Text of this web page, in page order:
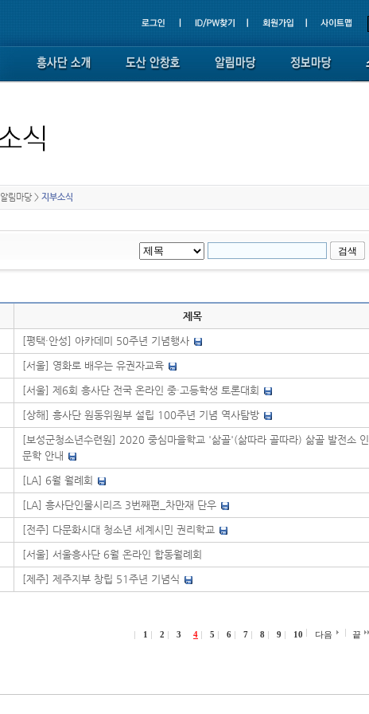
알림마당 > 지부소식
제목
[평택·안성] 아카데미 50주년 기념행사
[서울] 영화로 배우는 유권자교육
[서울] 제6회 흥사단 전국 온라인 중·고등학생 토론대회
[상해] 흥사단 원동위원부 설립 100주년 기념 역사탐방
[보성군청소년수련원] 2020 중심마을학교 '삶골'(삶따라 골따라) 삶골 발전소 인
문학 안내
[LA] 6월 월례회
[LA] 흥사단인물시리즈 3번째편_차만재 단우
[전주] 다문화시대 청소년 세계시민 권리학교
[서울] 서울흥사단 6월 온라인 합동월례회
[제주] 제주지부 창립 51주년 기념식
1 2 3 4 5 6 7 8 9 10 다음 끝